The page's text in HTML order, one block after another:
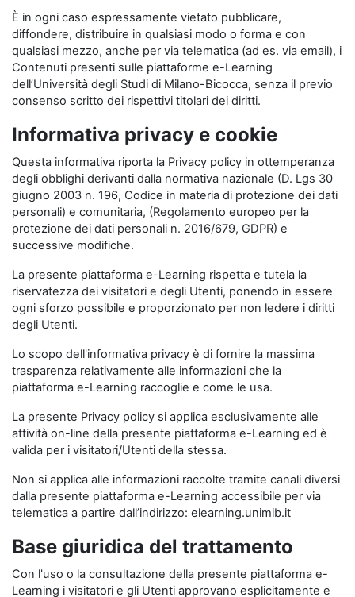
È in ogni caso espressamente vietato pubblicare,
diffondere, distribuire in qualsiasi modo o forma e con
qualsiasi mezzo, anche per via telematica (ad es. via email), i
Contenuti presenti sulle piattaforme e-Learning
dell’Università degli Studi di Milano-Bicocca, senza il previo
consenso scritto dei rispettivi titolari dei diritti.
Informativa privacy e cookie
Questa informativa riporta la Privacy policy in ottemperanza
degli obblighi derivanti dalla normativa nazionale (D. Lgs 30
giugno 2003 n. 196, Codice in materia di protezione dei dati
personali) e comunitaria, (Regolamento europeo per la
protezione dei dati personali n. 2016/679, GDPR) e
successive modifiche.
La presente piattaforma e-Learning rispetta e tutela la
riservatezza dei visitatori e degli Utenti, ponendo in essere
ogni sforzo possibile e proporzionato per non ledere i diritti
degli Utenti.
Lo scopo dell'informativa privacy è di fornire la massima
trasparenza relativamente alle informazioni che la
piattaforma e-Learning raccoglie e come le usa.
La presente Privacy policy si applica esclusivamente alle
attività on-line della presente piattaforma e-Learning ed è
valida per i visitatori/Utenti della stessa.
Non si applica alle informazioni raccolte tramite canali diversi
dalla presente piattaforma e-Learning accessibile per via
telematica a partire dall’indirizzo: elearning.unimib.it
Base giuridica del trattamento
Con l'uso o la consultazione della presente piattaforma e-
Learning i visitatori e gli Utenti approvano esplicitamente e